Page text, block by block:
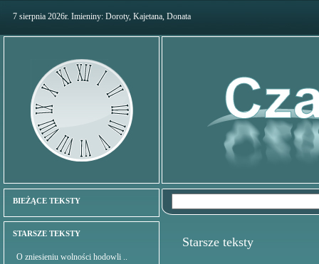
7 sierpnia 2026r. Imieniny: Doroty, Kajetana, Donata
BIEŻĄCE TEKSTY
STARSZE TEKSTY
O zniesieniu wolności hodowli ..
Starsze teksty